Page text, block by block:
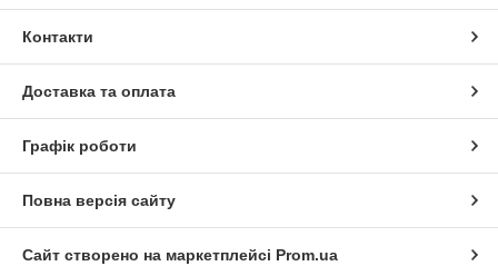
Контакти
Доставка та оплата
Графік роботи
Повна версія сайту
Сайт створено на маркетплейсі Prom.ua